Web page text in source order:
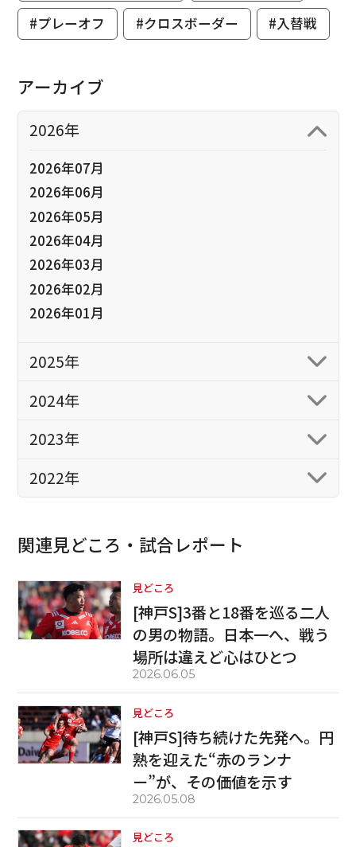
#プレーオフ #クロスボーダー #入替戦
アーカイブ
2026年
2026年07月
2026年06月
2026年05月
2026年04月
2026年03月
2026年02月
2026年01月
2025年
2024年
2023年
2022年
関連見どころ・試合レポート
見どころ
[神戸S]3番と18番を巡る二人
の男の物語。日本一へ、戦う
場所は違えど心はひとつ
2026.06.05
見どころ
[神戸S]待ち続けた先発へ。円
熟を迎えた“赤のランナ
ー”が、その価値を示す
2026.05.08
見どころ